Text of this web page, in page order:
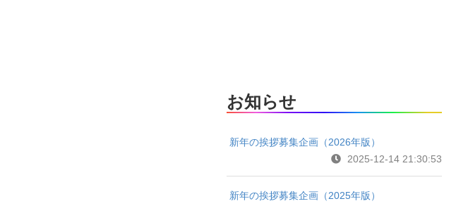
お知らせ
新年の挨拶募集企画（2026年版）
2025-12-14 21:30:53
新年の挨拶募集企画（2025年版）